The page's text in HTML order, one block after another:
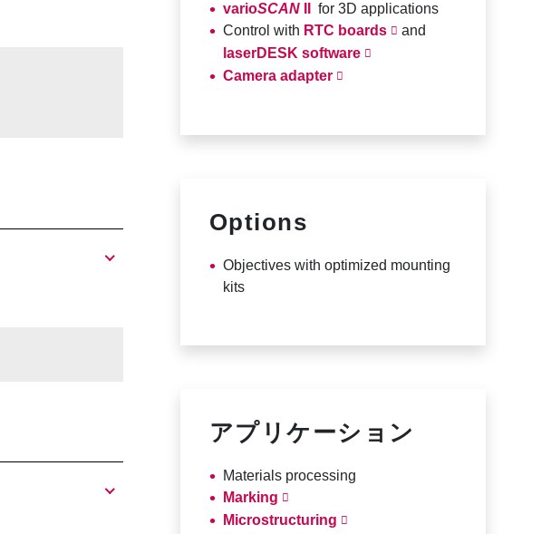
varioSCAN
for 3D applications
Control with RTC boards and
laserDESK software
Camera adapter
Options
Objectives with optimized mounting
kits
アプリケーション
Materials processing
Marking
Microstructuring